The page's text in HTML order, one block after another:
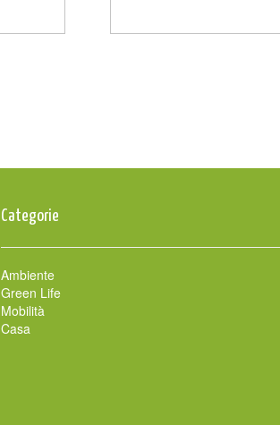
Categorie
Ambiente
Green Life
Mobilità
Casa